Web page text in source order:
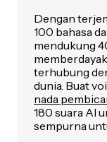
Dengan
100 bahasa
mendukung
terhubung
dunia. Buat
nada
180 suara AI
sempurna